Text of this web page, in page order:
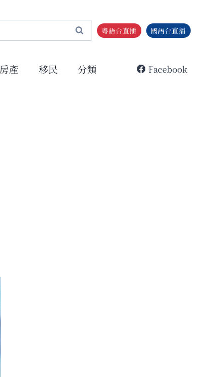
粵語台直播 國語台直播
房產 移民 分類 Facebook